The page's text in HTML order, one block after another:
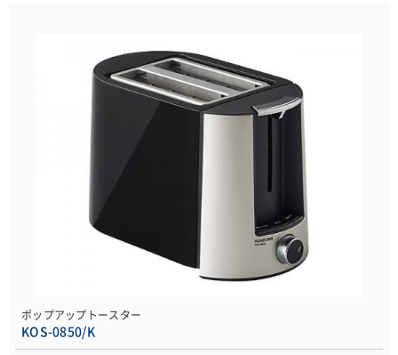
ポップアップトースター
KOS-0850/K